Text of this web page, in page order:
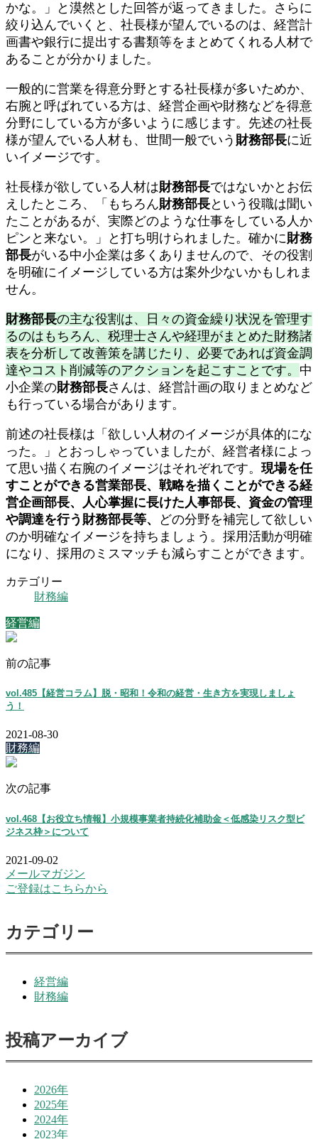
かな。」と漠然とした回答が返ってきました。さらに
絞り込んでいくと、社長様が望んでいるのは、経営計
画書や銀行に提出する書類等をまとめてくれる人材で
あることが分かりました。
一般的に営業を得意分野とする社長様が多いためか、
右腕と呼ばれている方は、経営企画や財務などを得意
分野にしている方が多いように感じます。先述の社長
様が望んでいる人材も、世間一般でいう 財務部長に近
いイメージです。
社長様が欲している人材は財務部長ではないかとお伝
えしたところ、「もちろん財務部長という役職は聞い
たことがあるが、実際どのような仕事をしている人か
ピンと来ない。」と打ち明けられました。確かに財務
部長がいる中小企業は多くありませんので、その役割
を明確にイメージしている方は案外少ないかもしれま
せん。
財務部長の主な役割は、日々の資金繰り状況を管理す
るのはもちろん、税理士さんや経理がまとめた財務諸
表を分析して改善策を講じたり、必要であれば資金調
達やコスト削減等のアクションを起こすことです。 中
小企業の財務部長さんは、経営計画の取りまとめなど
も行っている場合があります。
前述の社長様は「欲しい人材のイメージが具体的にな
った。」とおっしゃっていましたが、経営者様によっ
て思い描く右腕のイメージはそれぞれです。 現場を任
すことができる営業部長、戦略を描くことができる経
営企画部長、人心掌握に長けた人事部長、資金の管理
や調達を行う財務部長等、 どの分野を補完して欲しい
のか明確なイメージを持ちましょう。採用活動が明確
になり、採用のミスマッチも減らすことができます。
カテゴリー
財務編
経営編
前の記事
vol.485【経営コラム】脱・昭和！令和の経営・生き方を実現しましょ
う！
2021-08-30
財務編
次の記事
vol.468【お役立ち情報】小規模事業者持続化補助金＜低感染リスク型ビ
ジネス枠＞について
2021-09-02
メールマガジン
ご登録はこちらから
カテゴリー
経営編
財務編
投稿アーカイブ
2026年
2025年
2024年
2023年